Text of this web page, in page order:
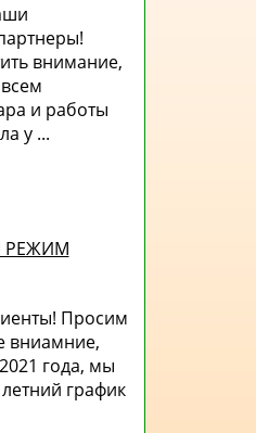
внимание,
и работы
у ...
РЕЖИМ
Просим
вниамние,
года, мы
график